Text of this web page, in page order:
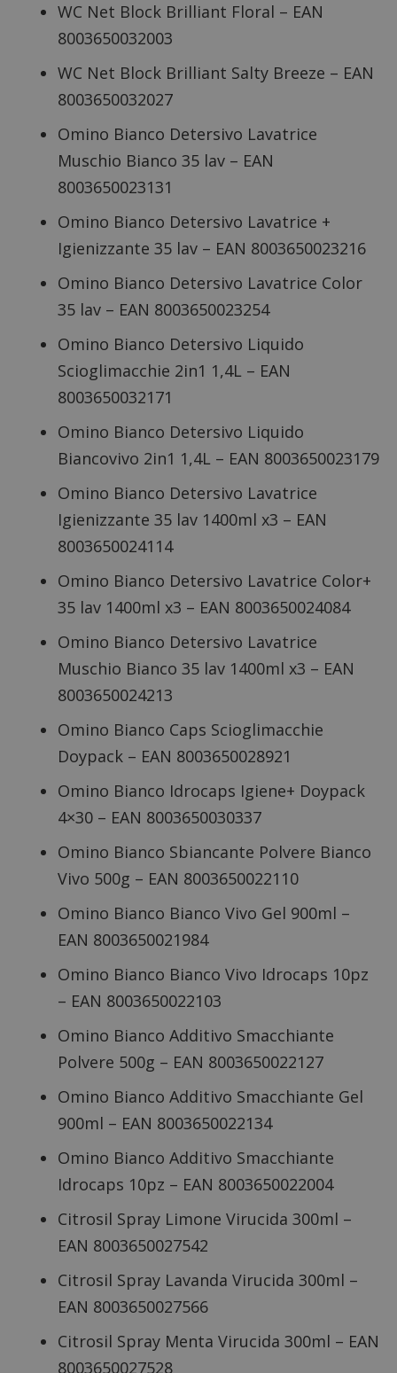
WC Net Block Brilliant Floral – EAN
8003650032003
WC Net Block Brilliant Salty Breeze – EAN
8003650032027
Omino Bianco Detersivo Lavatrice
Muschio Bianco 35 lav – EAN
8003650023131
Omino Bianco Detersivo Lavatrice +
Igienizzante 35 lav – EAN 8003650023216
Omino Bianco Detersivo Lavatrice Color
35 lav – EAN 8003650023254
Omino Bianco Detersivo Liquido
Scioglimacchie 2in1 1,4L – EAN
8003650032171
Omino Bianco Detersivo Liquido
Biancovivo 2in1 1,4L – EAN 8003650023179
Omino Bianco Detersivo Lavatrice
Igienizzante 35 lav 1400ml x3 – EAN
8003650024114
Omino Bianco Detersivo Lavatrice Color+
35 lav 1400ml x3 – EAN 8003650024084
Omino Bianco Detersivo Lavatrice
Muschio Bianco 35 lav 1400ml x3 – EAN
8003650024213
Omino Bianco Caps Scioglimacchie
Doypack – EAN 8003650028921
Omino Bianco Idrocaps Igiene+ Doypack
4×30 – EAN 8003650030337
Omino Bianco Sbiancante Polvere Bianco
Vivo 500g – EAN 8003650022110
Omino Bianco Bianco Vivo Gel 900ml –
EAN 8003650021984
Omino Bianco Bianco Vivo Idrocaps 10pz
– EAN 8003650022103
Omino Bianco Additivo Smacchiante
Polvere 500g – EAN 8003650022127
Omino Bianco Additivo Smacchiante Gel
900ml – EAN 8003650022134
Omino Bianco Additivo Smacchiante
Idrocaps 10pz – EAN 8003650022004
Citrosil Spray Limone Virucida 300ml –
EAN 8003650027542
Citrosil Spray Lavanda Virucida 300ml –
EAN 8003650027566
Citrosil Spray Menta Virucida 300ml – EAN
8003650027528